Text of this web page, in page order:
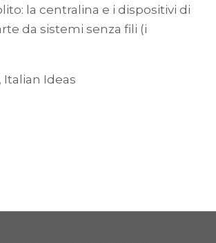
la centralina e i dispositivi di
da sistemi senza fili (i
Ideas